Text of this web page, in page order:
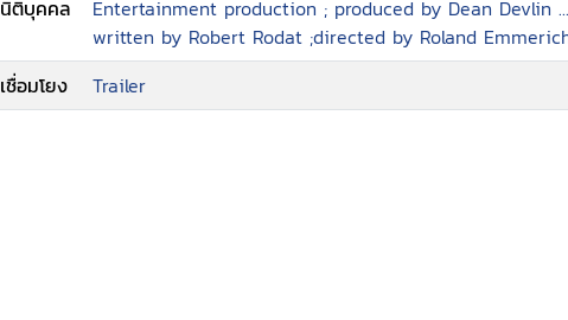
นิติบุคคล
Entertainment production ; produced by Dean Devlin
written by Robert Rodat ;directed by Roland
เชื่อมโยง
Trailer